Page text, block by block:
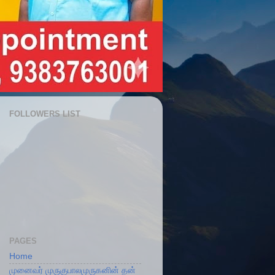
FOLLOWERS LIST
PAGES
Home
முனைவர் முருகுபாலமுருகனின் தன்